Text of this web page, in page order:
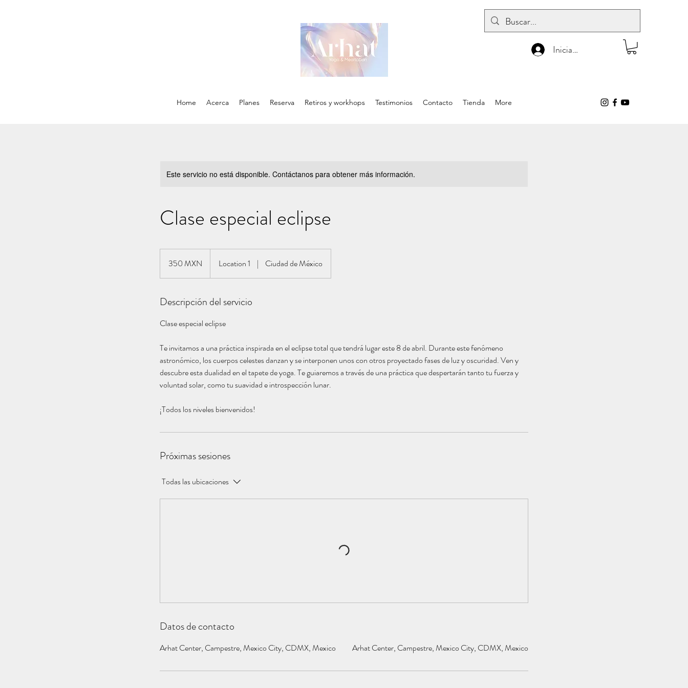
Iniciar sesión
Home Acerca Planes Reserva Retiros y workhops Testimonios Contacto Tienda More
Este servicio no está disponible. Contáctanos para obtener más información.
Clase especial eclipse
mexicanos
350 MXN Location 1 | Ciudad de México
Descripción del servicio
Clase especial eclipse
Te invitamos a una práctica inspirada en el eclipse total que tendrá lugar este 8 de abril. Durante este fenómeno
astronómico, los cuerpos celestes danzan y se interponen unos con otros proyectado fases de luz y oscuridad. Ven y
descubre esta dualidad en el tapete de yoga. Te guiaremos a través de una práctica que despertarán tanto tu fuerza y
voluntad solar, como tu suavidad e introspección lunar.
¡Todos los niveles bienvenidos!
Próximas sesiones
Todas las ubicaciones
Datos de contacto
Arhat Center, Campestre, Mexico City, CDMX, Mexico Arhat Center, Campestre, Mexico City, CDMX, Mexico